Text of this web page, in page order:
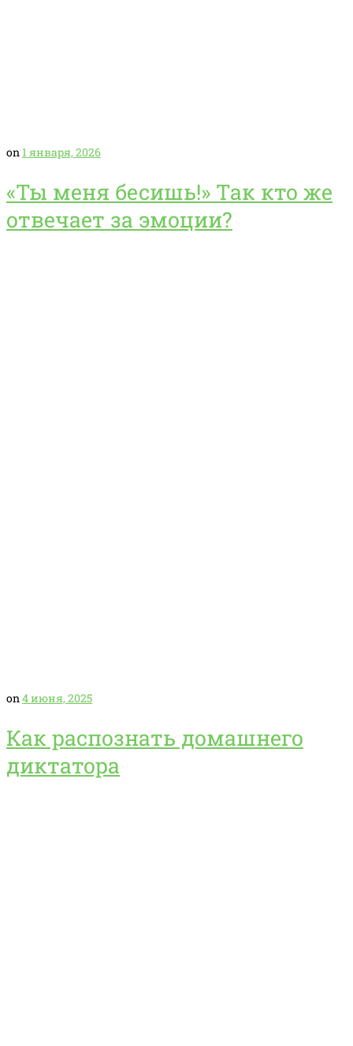
on1 января, 2026
«Ты меня бесишь!» Так кто же
отвечает за эмоции?
on4 июня, 2025
Как распознать домашнего
диктатора